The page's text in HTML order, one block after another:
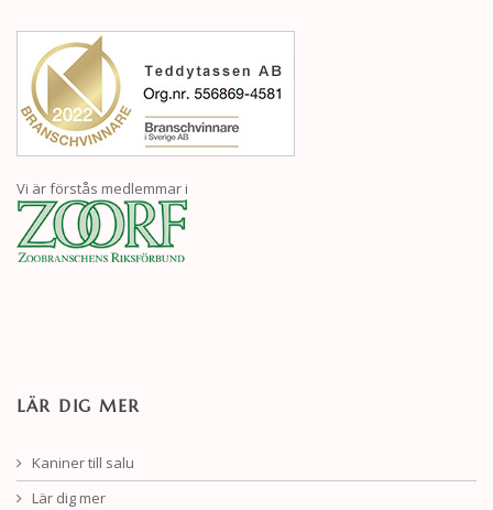
Vi är förstås medlemmar i
LÄR DIG MER
Kaniner till salu
Lär dig mer